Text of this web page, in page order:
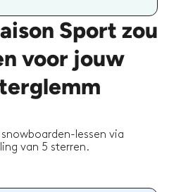
Sport zou
voor jouw
lessen via
van 5 sterren.